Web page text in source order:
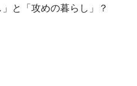
と「攻めの暮らし」？